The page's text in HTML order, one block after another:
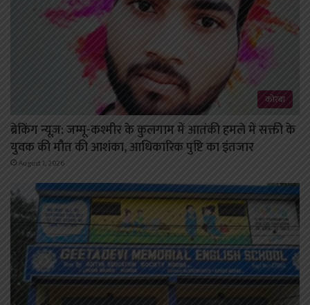
कोरबा
ब्रेकिंग न्यूज़: जम्मू-कश्मीर के कुलगाम में आतंकी हमले में सक्ती के
युवक की मौत की आशंका, आधिकारिक पुष्टि का इंतजार
August 1, 2026